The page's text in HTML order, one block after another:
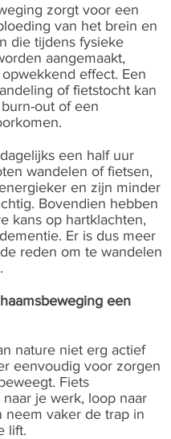
zorgt voor een
van het brein en
die tijdens fysieke
aangemaakt,
effect. Een
of fietstocht kan
out of een
een half uur
wandelen of fietsen,
en zijn minder
Bovendien hebben
kans op hartklachten,
Er is dus meer
reden om te wandelen
een
nature niet erg actief
eenvoudig voor zorgen
Fiets
je werk, loop naar
neem vaker de trap in
lift.